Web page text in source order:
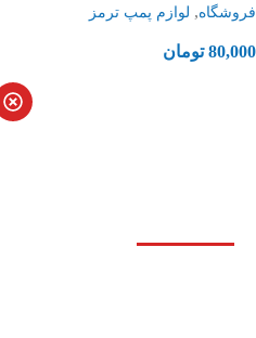
فروشگاه, لوازم پمپ ترمز
80,000 تومان